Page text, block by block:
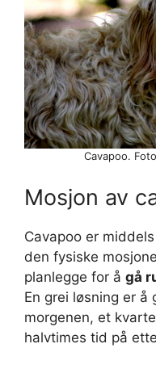
Cavapoo.
Mosjon av
Cavapoo er
den fysiske
planlegge for å gå
En grei løsning er
morgenen, et
halvtimes tid på